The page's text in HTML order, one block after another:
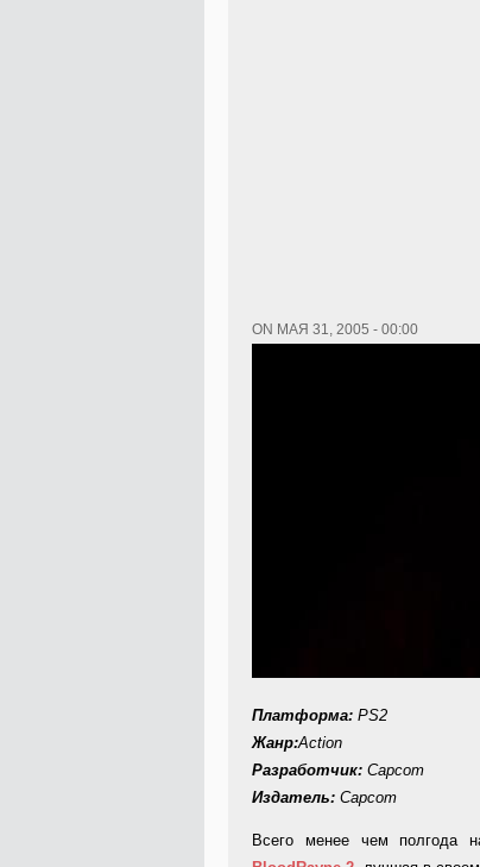
ON МАЯ 31, 2005 - 00:00
Платформа: PS2
Жанр:Action
Разработчик: Capcom
Издатель: Capcom
Всего менее чем полгода